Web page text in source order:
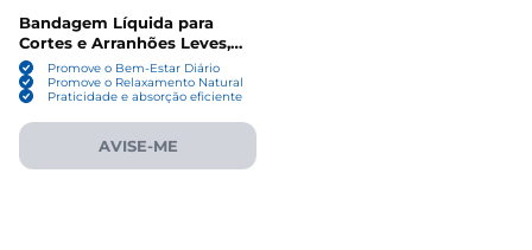
Bandagem Líquida para
Cortes e Arranhões Leves,
10ml, New-Skin
Promove o Bem-Estar Diário
Promove o Relaxamento Natural
Praticidade e absorção eficiente
AVISE-ME